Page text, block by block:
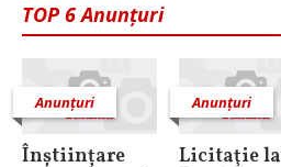
TOP 6 Anunțuri
Anunțuri
Înștiințare
Anunțuri
Licitaţie la